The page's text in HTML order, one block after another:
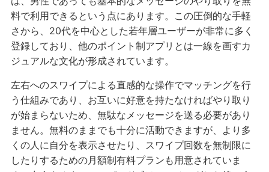
料で利用できるという点にあります。この圧倒的な手軽
さから、20代を中心とした若年層ユーザーが非常に多く
登録しており、他のポイント制アプリとは一線を画すカ
ジュアルな文化が形成されています。
左右へのスワイプによる直感的な操作でマッチングを行
う仕組みであり、お互いに好意を持たなければやり取り
が始まらないため、無駄なメッセージを送る必要があり
ません。無料のままでも十分に活動できますが、より多
くの人に自分を表示させたり、スワイプ回数を無制限に
したりするための月額制有料プランも用意されていま